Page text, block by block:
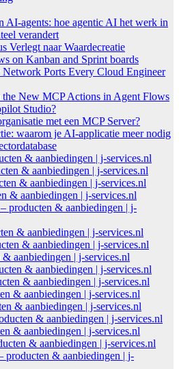
AI-agents: hoe agentic AI het werk in
verandert
Verlegt naar Waardecreatie
on Kanban and Sprint boards
Network Ports Every Cloud Engineer
the New MCP Actions in Agent Flows
Studio?
met een MCP Server?
waarom je AI-applicatie meer nodig
& aanbiedingen | j-services.nl
& aanbiedingen | j-services.nl
& aanbiedingen | j-services.nl
& aanbiedingen | j-services.nl
producten & aanbiedingen | j-
& aanbiedingen | j-services.nl
& aanbiedingen | j-services.nl
aanbiedingen | j-services.nl
& aanbiedingen | j-services.nl
& aanbiedingen | j-services.nl
& aanbiedingen | j-services.nl
& aanbiedingen | j-services.nl
& aanbiedingen | j-services.nl
& aanbiedingen | j-services.nl
& aanbiedingen | j-services.nl
producten & aanbiedingen | j-